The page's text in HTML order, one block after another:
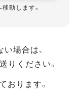
動します。
場合は、
りください。
おります。